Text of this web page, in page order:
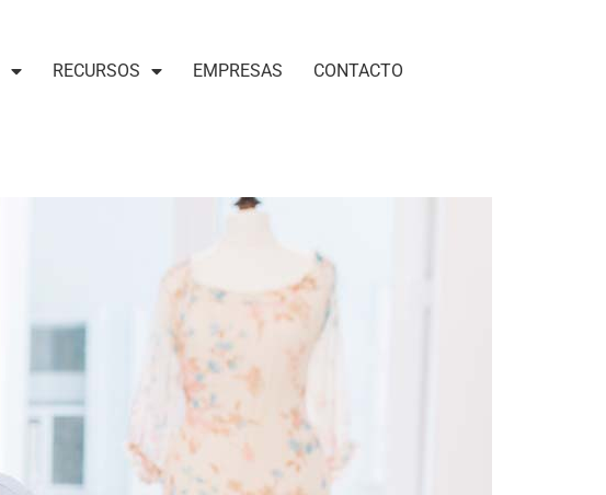
RECURSOS EMPRESAS CONTACTO